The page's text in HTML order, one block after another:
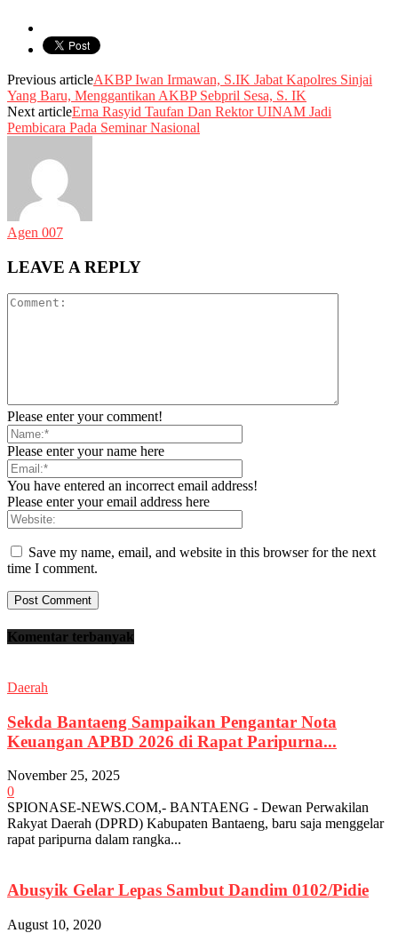
Previous articleAKBP Iwan Irmawan, S.IK Jabat Kapolres Sinjai
Yang Baru, Menggantikan AKBP Sebpril Sesa, S. IK
Next articleErna Rasyid Taufan Dan Rektor UINAM Jadi
Pembicara Pada Seminar Nasional
Agen 007
LEAVE A REPLY
Please enter your comment!
Please enter your name here
You have entered an incorrect email address!
Please enter your email address here
Save my name, email, and website in this browser for the next
time I comment.
Komentar terbanyak
Daerah
Sekda Bantaeng Sampaikan Pengantar Nota
Keuangan APBD 2026 di Rapat Paripurna...
November 25, 2025
0
SPIONASE-NEWS.COM,- BANTAENG - Dewan Perwakilan
Rakyat Daerah (DPRD) Kabupaten Bantaeng, baru saja menggelar
rapat paripurna dalam rangka...
Abusyik Gelar Lepas Sambut Dandim 0102/Pidie
August 10, 2020